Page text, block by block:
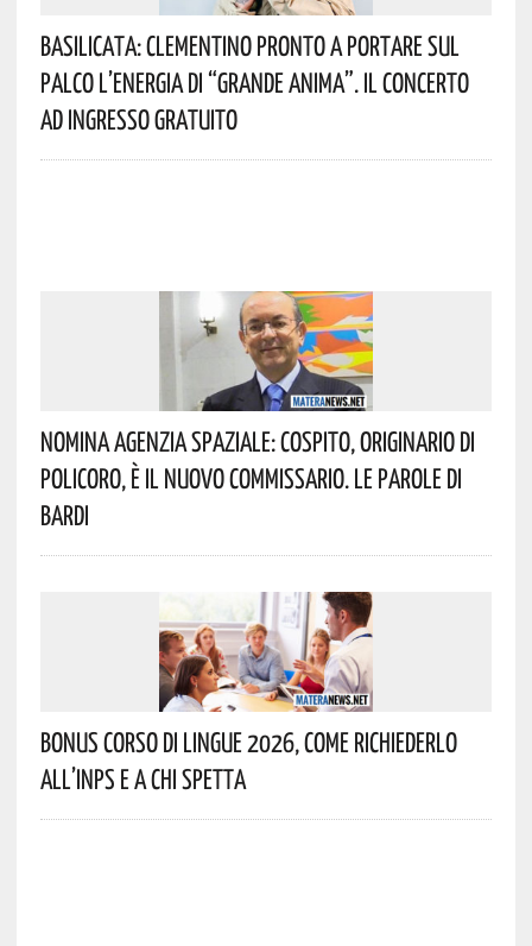
Basilicata: Clementino Pronto A Portare Sul
Palco L’energia Di “Grande Anima”. Il Concerto
Ad Ingresso Gratuito
Nomina Agenzia Spaziale: Cospito, Originario Di
Policoro, È Il Nuovo Commissario. Le Parole Di
Bardi
Bonus Corso Di Lingue 2026, Come Richiederlo
All’INPS E A Chi Spetta